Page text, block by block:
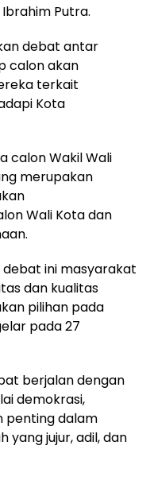
Putra.
debat antar
calon akan
terkait
Kota
calon Wakil Wali
merupakan
Wali Kota dan
ini masyarakat
dan kualitas
pilihan pada
pada 27
berjalan dengan
demokrasi,
penting dalam
yang jujur, adil, dan